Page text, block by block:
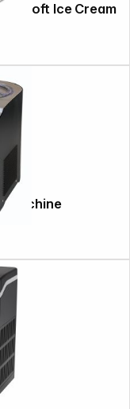
2in1 Slush- & Soft Ice Cream
Ice Cream Machine
reserved.